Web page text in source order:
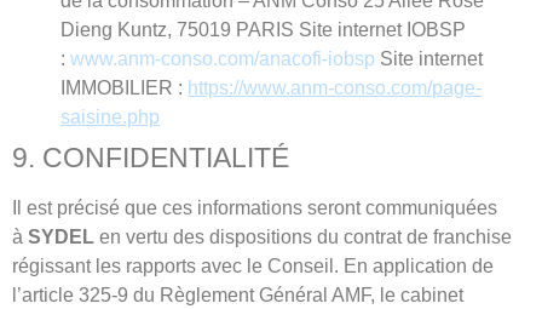
Dieng Kuntz, 75019 PARIS Site internet IOBSP
: www.anm-conso.com/anacofi-iobsp Site internet
IMMOBILIER : https://www.anm-conso.com/page-
saisine.php
9. CONFIDENTIALITÉ
Il est précisé que ces informations seront communiquées
à SYDEL en vertu des dispositions du contrat de franchise
régissant les rapports avec le Conseil. En application de
l’article 325-9 du Règlement Général AMF, le cabinet